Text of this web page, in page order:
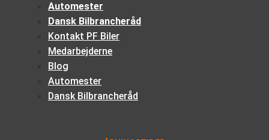
Automester
Dansk Bilbrancheråd
Kontakt PF Biler
Medarbejderne
Blog
Automester
Dansk Bilbrancheråd